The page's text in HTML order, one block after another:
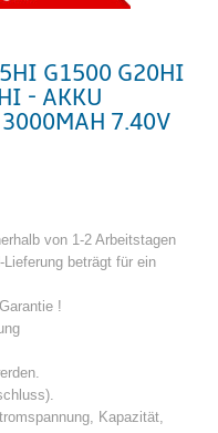
G1500 G20HI
- AKKU
7.40V
von 1-2 Arbeitstagen
beträgt für ein
!
Kapazität,